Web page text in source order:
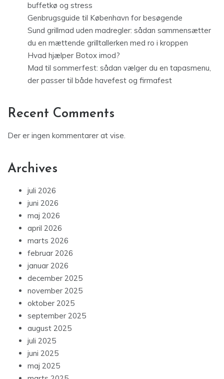
buffetkø og stress
Genbrugsguide til København for besøgende
Sund grillmad uden madregler: sådan sammensætter
du en mættende grilltallerken med ro i kroppen
Hvad hjælper Botox imod?
Mad til sommerfest: sådan vælger du en tapasmenu,
der passer til både havefest og firmafest
Recent Comments
Der er ingen kommentarer at vise.
Archives
juli 2026
juni 2026
maj 2026
april 2026
marts 2026
februar 2026
januar 2026
december 2025
november 2025
oktober 2025
september 2025
august 2025
juli 2025
juni 2025
maj 2025